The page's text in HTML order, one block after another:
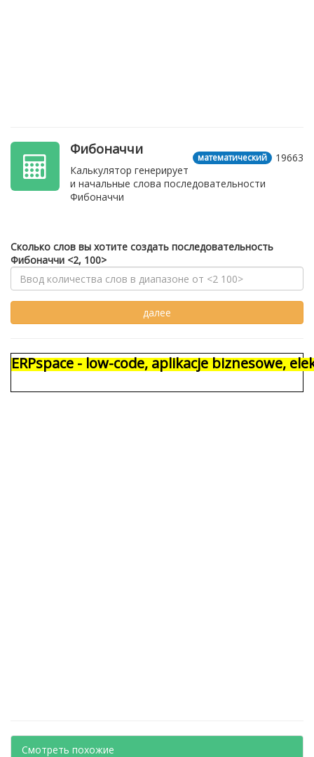
19663
математический
Фибоначчи
Калькулятор генерирует
и начальные слова последовательности
Фибоначчи
Сколько слов вы хотите создать последовательность
Фибоначчи <2, 100>
ERPspace - low-code, aplikacje biznesowe,
Смотреть похожие